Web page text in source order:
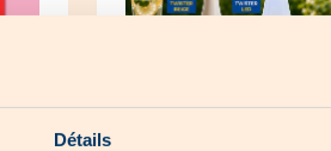
Détails